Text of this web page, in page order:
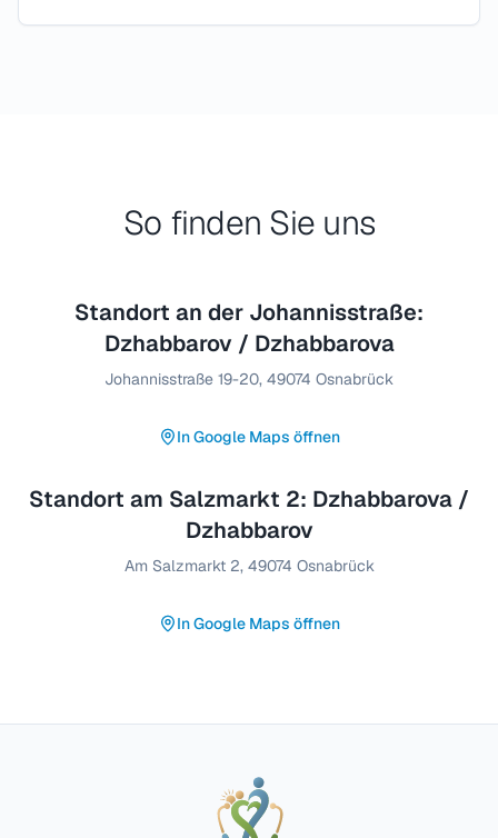
So finden Sie uns
Standort an der Johannisstraße:
Dzhabbarov / Dzhabbarova
Johannisstraße 19-20, 49074 Osnabrück
In Google Maps öffnen
Standort am Salzmarkt 2: Dzhabbarova /
Dzhabbarov
Am Salzmarkt 2, 49074 Osnabrück
In Google Maps öffnen